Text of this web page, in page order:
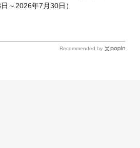
～2026年7月30日）
Recommended by